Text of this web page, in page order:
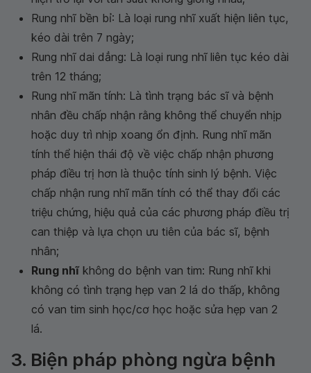
Rung nhĩ bền bỉ: Là loại rung nhĩ xuất hiện liên tục,
kéo dài trên 7 ngày;
Rung nhĩ dai dẳng: Là loại rung nhĩ liên tục kéo dài
trên 12 tháng;
Rung nhĩ mãn tính: Là tình trạng bác sĩ và bệnh
nhân đều chấp nhận rằng không thể chuyển nhịp
hoặc duy trì nhịp xoang ổn định. Rung nhĩ mãn
tính thể hiện thái độ về việc chấp nhận phương
pháp điều trị hơn là thuộc tính sinh lý bệnh. Việc
chấp nhận rung nhĩ mãn tính có thể thay đổi các
triệu chứng, hiệu quả của các phương pháp điều trị
can thiệp và lựa chọn ưu tiên của bác sĩ, bệnh
nhân;
Rung nhĩ không do bệnh van tim: Rung nhĩ khi
không có tình trạng hẹp van 2 lá do thấp, không
có van tim sinh học/cơ học hoặc sửa hẹp van 2
lá.
3. Biện pháp phòng ngừa bệnh